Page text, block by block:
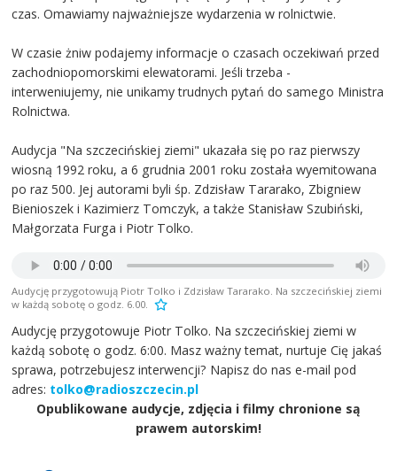
czas. Omawiamy najważniejsze wydarzenia w rolnictwie.
W czasie żniw podajemy informacje o czasach oczekiwań przed
zachodniopomorskimi elewatorami. Jeśli trzeba -
interweniujemy, nie unikamy trudnych pytań do samego Ministra
Rolnictwa.
Audycja "Na szczecińskiej ziemi" ukazała się po raz pierwszy
wiosną 1992 roku, a 6 grudnia 2001 roku została wyemitowana
po raz 500. Jej autorami byli śp. Zdzisław Tararako, Zbigniew
Bienioszek i Kazimierz Tomczyk, a także Stanisław Szubiński,
Małgorzata Furga i Piotr Tolko.
Audycję przygotowują Piotr Tolko i Zdzisław Tararako. Na szczecińskiej ziemi
w każdą sobotę o godz. 6.00.
Audycję przygotowuje Piotr Tolko. Na szczecińskiej ziemi w
każdą sobotę o godz. 6:00. Masz ważny temat, nurtuje Cię jakaś
sprawa, potrzebujesz interwencji? Napisz do nas e-mail pod
adres: tolko@radioszczecin.pl
Opublikowane audycje, zdjęcia i filmy chronione są
prawem autorskim!